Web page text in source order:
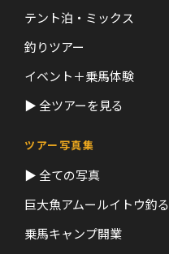
テント泊・ミックス
釣りツアー
イベント＋乗馬体験
▶ 全ツアーを見る
ツアー写真集
▶ 全ての写真
巨大魚アムールイトウ釣る
乗馬キャンプ開業